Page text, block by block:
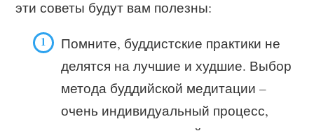
эти советы будут вам полезны:
Помните, буддистские практики не
делятся на лучшие и худшие. Выбор
метода буддийской медитации –
очень индивидуальный процесс,